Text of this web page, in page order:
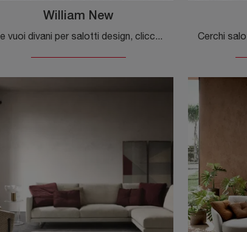
William New
Se vuoi divani per salotti design, clicca e leggi di più sul modello William New in tessuto del brand Valentini.